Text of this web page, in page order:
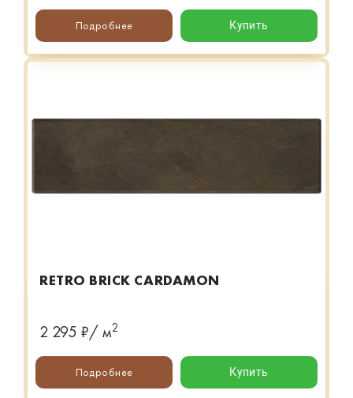
Подробнее Купить
RETRO BRICK CARDAMON
2 295 ₽/ м2
Подробнее Купить